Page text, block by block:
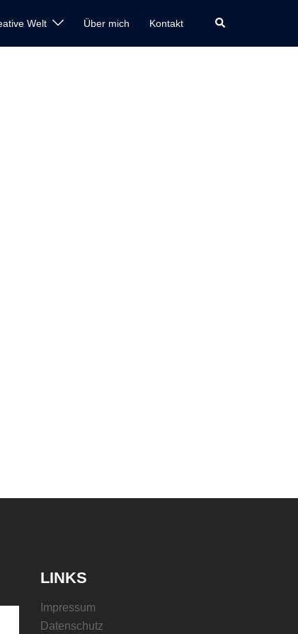
Welt Über mich Kontakt Suche
LINKS
Impressum
Datenschutz